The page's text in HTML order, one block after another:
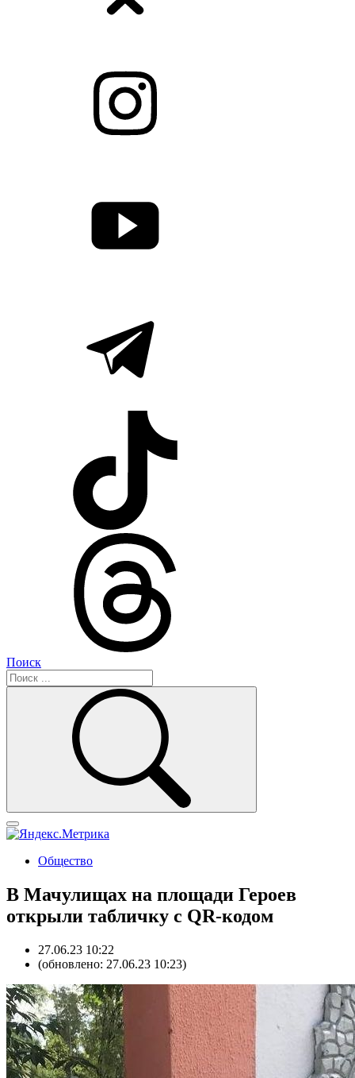
Поиск
Общество
В Мачулищах на площади Героев
открыли табличку с QR-кодом
27.06.23 10:22
(обновлено: 27.06.23 10:23)